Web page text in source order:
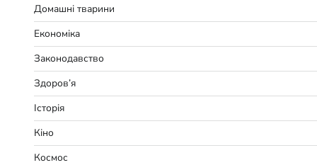
Домашні тварини
Економіка
Законодавство
Здоров’я
Історія
Кіно
Космос